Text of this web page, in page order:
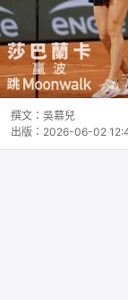
撰文： 吳慕兒
出版： 2026-06-02